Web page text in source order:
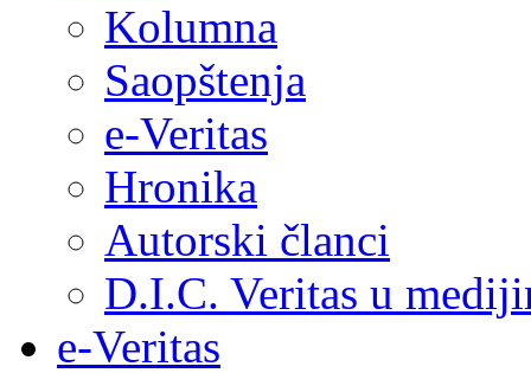
Kolumna
Saopštenja
e-Veritas
Hronika
Autorski članci
D.I.C. Veritas u
e-Veritas